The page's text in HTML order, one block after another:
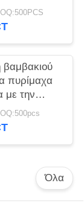
γάδων
πυρίμαχα
με την
ταινία
Όλα